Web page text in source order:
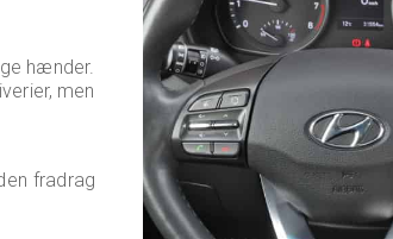
hænder.
men
fradrag